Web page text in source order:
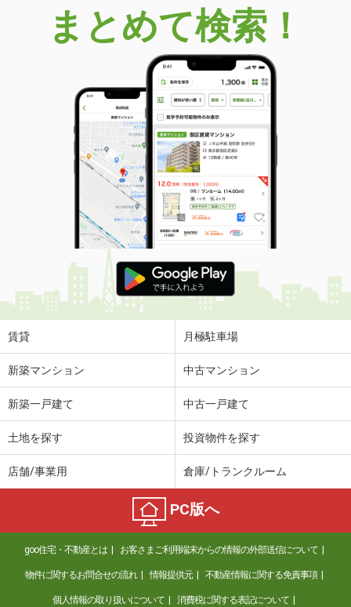
山口県下関市武久町２
価 格
6.68万円
山口県下関市武久町２
43.75m²
間取り
1LDK
山口県下関市豊浦町大字川棚
価 格
3.90万円
住 所
山口県下関市豊浦町大字川棚
専有面積 50.27m²
間取り
2LDK
山口県宇部市大字西岐波
価 格
3.20万円
住 所
山口県宇部市大字西岐波
専有面積
山口県防府市千日２丁目
3.80万円
山口県光市虹ケ丘５丁目
4.70万円
住 所
山口県光市虹ケ丘５丁目
専有面積 46.63m²
間取り
3DK
山口県山口市大内御堀
まとめて検索！
賃貸 月極駐車場
新築マンション 中古マンション
新築一戸建て 中古一戸建て
土地を探す 投資物件を探す
店舗/事業用 倉庫/トランクルーム
PC版へ
goo住宅・不動産とは お客さまご利用端末からの情報の外部送信について
物件に関するお問合せの流れ 情報提供元 不動産情報に関する免責事項
個人情報の取り扱いについて 消費税に関する表記について